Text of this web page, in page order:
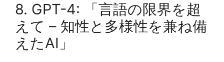
8. GPT-4: 「言語の限界を超
えて – 知性と多様性を兼ね備
えたAI」